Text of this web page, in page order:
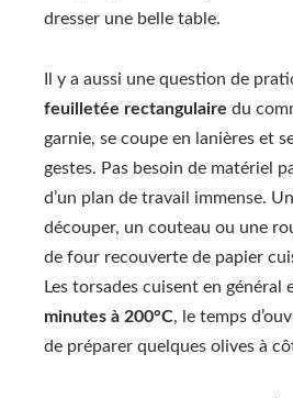
dresser une belle table.
Il y a aussi une question de
feuilletée rectangulaire du
garnie, se coupe en lanières et
gestes. Pas besoin de matériel
d’un plan de travail immense.
découper, un couteau ou une
de four recouverte de papier
Les torsades cuisent en général
minutes à 200°C, le temps
de préparer quelques olives à